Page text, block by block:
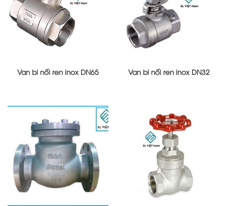
Van bi nối ren inox DN65 Van bi nối ren inox DN32